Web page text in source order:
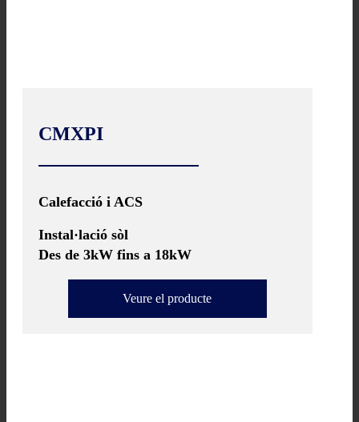
CMXPI
Calefacció i ACS
Instal·lació sòl
Des de 3kW fins a 18kW
Veure el producte